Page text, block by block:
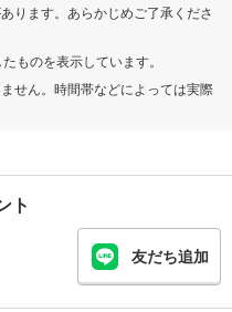
ります。あらかじめご了承くださ
ものを表示しています。
せん。時間帯などによっては実際
ト
友だち追加